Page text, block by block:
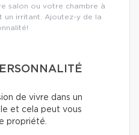
salon ou votre chambre à
un irritant. Ajoutez-y de la
de vivre dans un
et cela peut vous
propriété.